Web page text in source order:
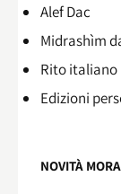
Alef Dac
Midrashìm
Rito italiano
Edizioni
NOVITÀ